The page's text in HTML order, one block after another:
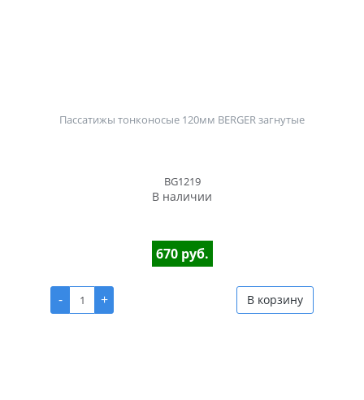
Пассатижы тонконосые 120мм BERGER загнутые
BG1219
В наличии
670 руб.
- + В корзину